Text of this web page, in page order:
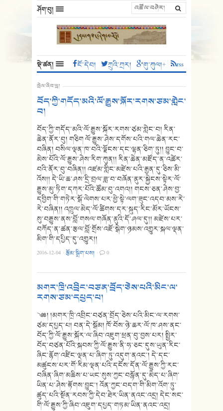
ཤོག་བུ།
སྡེ་ཚན། ངོ་དེབ། ཀྲུའི་ཀྲར། གུ་ཀུལ།+ rss
སྤེལ་ཞིབ་ཕྲ།
བོད་ཀྱི་གདོད་མའི་ལོ་རྒྱུས་སྐོར་རགས་ཙམ་གླེང་
བ།
བོད་ཀྱི་གདོད་མའི་ལོ་རྒྱུས་སྐོར་རགས་ཙམ་གླེང་བ། རིན་
ཆེན་ནོར་བུ། གཅིག ལོ་རྒྱུས་ཤེས་དགོས་པའི་གལ་ཆེན་རང་
བཞིན། བསིལ་ལྡན་ཁ་བའི་ལྗོངས་དང་ལྷན་ཅིག་ཏུ།། བྱུང་བ་
མེས་པོའི་ལོ་རྒྱུས་ཤེས་རིག་ཀུན།། རིན་ཆེན་མཛོད་ན་འཚེར་
བའི་ནོར་བུ་བཞིན།། འཛམ་གླིང་མཛེས་པའི་རྒྱན་དུ་ཅིས་མི་
འོས།། དེ་ཡི་ཆ་ཤས་དྲི་བྲལ་ཟླ་བ་བཞོན་ནུར་སྐྱེངས་སྟེར་ལོ་
རྒྱུས་མུ་ཏིག་དཀར་པོའི་ཚོམ་བུ་འགའ།། གངས་ཅན་ཤེས་བྱ་
དབྱིག་གི་གཏེར་སྒོ་ལེགས་པར་ཕྱེ་སྟེ་ལག་ཟུང་འདབ་མས་རེ་
རེ་བཞིན།། འཁྲུལ་མེད་ལོ་ཚིགས་དར་སྐུད་རིང་མོར་ཡོངས་
སུ་བརྒྱུས་ནས་བློ་གསལ་གཞོན་ནུའི་དོ་ཤལ་དུ།། མཛེས་པར་
བཀོད་ན་ཚན་རྩལ་བློ་གྲོས་འཇོ་སྒེག་ཉམས་འགྱུར་སྐལ་ལྡན་
མིག་གི་དཔྱིད་དུ་འགྱུར།།
2016-12-04 ·རྩོམ་སྒྲིག་པས། · 0
མགར་ཁྲི་འབྲིང་བཙན་བྲོད་ཅེས་པའི་མིང་ལ་
རགས་ཙམ་དཔྱད་པ།
༄༅། །མགར་ཁྲི་འབྲིང་བཙན་བྲོད་ཅེས་པའི་མིང་ལ་རགས་
ཙམ་དཔྱད་པ། བན་དེ་སྒོམ། ཁོ་བོས་ཉེ་ཆར་ལོ་ཁ་ཤས་ནང་
བོད་ཀྱི་ལོ་རྒྱུས་སྐོར་ལ་ཞིབ་འཇུག་ཕྲན་བུ་བྱས་པར། སྤྱིར་
བོད་བཙན་པོའི་སྐབས་ཀྱི་ལོ་རྒྱུས་ནི་ཧ་ཅང་དུས་ཡུན་རིང་
ཞིང་རྙོག་འཛིང་ལྡན་པ་ཞིག་ཏུ་འདུག་ནའང་། དེ་དང་
མཚུངས་པར་གོ་རིམ་ལྡན་པའི་དངོས་དོན་ལོ་རྒྱུས་ཀྱི་རང་
བཞིན་ཞིག་མཆིས་པ་ཡང་སུས་ཀྱང་བསྙོན་དུ་མེད་པ་ཞིག་
ཡིན་པ་ཤེས་རྟོགས་བྱུང་། འོན་ཀྱང་བདག་གི་མིག་འོག་ཏུ་
ཚུད་པའི་སྔོན་རབས་ཀྱི་དེབ་ཐེར་ཡིན་ནའང་འདྲ། དེང་སང་
གི་ལོ་རྒྱུས་ཀྱི་ཞིབ་འཇུག་དཔྱད་གཏམ་ཡིན་ནའང་འདྲ།